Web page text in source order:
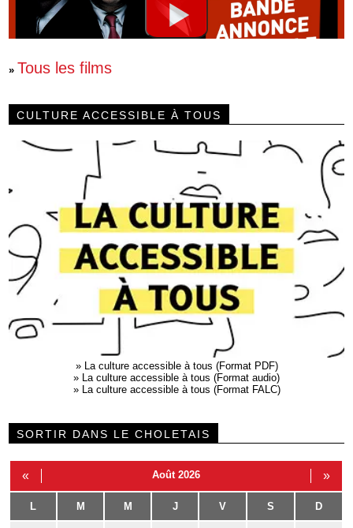
» Tous les films
CULTURE ACCESSIBLE À TOUS
» La culture accessible à tous (Format PDF)
» La culture accessible à tous (Format audio)
» La culture accessible à tous (Format FALC)
SORTIR DANS LE CHOLETAIS
« Août 2026 »
L M M J V S D